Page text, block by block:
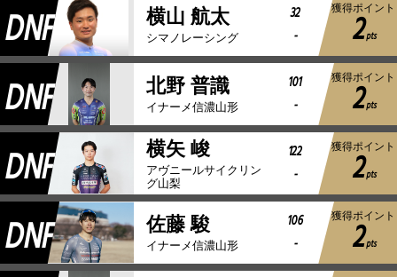
DNF 横山 航太
シマノレーシング
32
-
獲得ポイント
2pts
DNF 北野 普識
イナーメ信濃山形
101
-
獲得ポイント
2pts
DNF 横矢 峻
アヴニールサイクリン
グ山梨
122
-
獲得ポイント
2pts
DNF 佐藤 駿
イナーメ信濃山形
106
-
獲得ポイント
2pts